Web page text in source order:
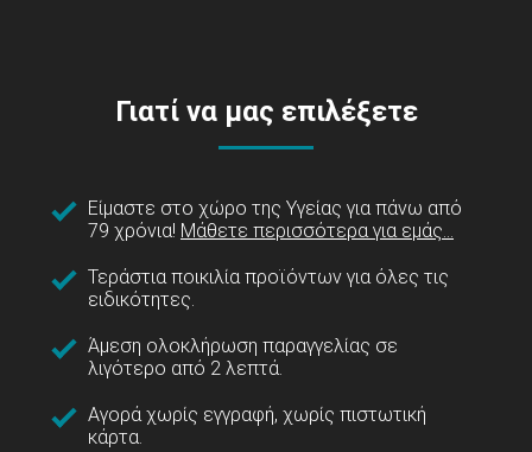
Γιατί να μας επιλέξετε
Είμαστε στο χώρο της Υγείας για πάνω από
79 χρόνια! Μάθετε περισσότερα για εμάς...
Τεράστια ποικιλία προϊόντων για όλες τις
ειδικότητες.
Άμεση ολοκλήρωση παραγγελίας σε
λιγότερο από 2 λεπτά.
Αγορά χωρίς εγγραφή, χωρίς πιστωτική
κάρτα.